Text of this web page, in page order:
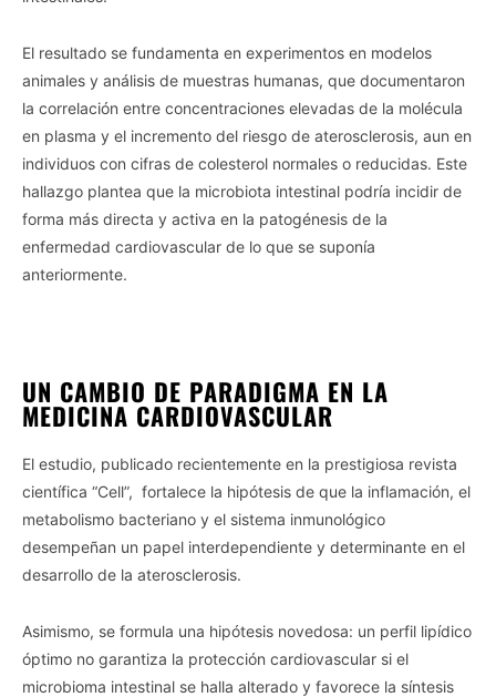
El resultado se fundamenta en experimentos en modelos
animales y análisis de muestras humanas, que documentaron
la correlación entre concentraciones elevadas de la molécula
en plasma y el incremento del riesgo de aterosclerosis, aun en
individuos con cifras de colesterol normales o reducidas. Este
hallazgo plantea que la microbiota intestinal podría incidir de
forma más directa y activa en la patogénesis de la
enfermedad cardiovascular de lo que se suponía
anteriormente.
UN CAMBIO DE PARADIGMA EN LA
MEDICINA CARDIOVASCULAR
El estudio, publicado recientemente en la prestigiosa revista
científica “Cell”, fortalece la hipótesis de que la inflamación, el
metabolismo bacteriano y el sistema inmunológico
desempeñan un papel interdependiente y determinante en el
desarrollo de la aterosclerosis.
Asimismo, se formula una hipótesis novedosa: un perfil lipídico
óptimo no garantiza la protección cardiovascular si el
microbioma intestinal se halla alterado y favorece la síntesis